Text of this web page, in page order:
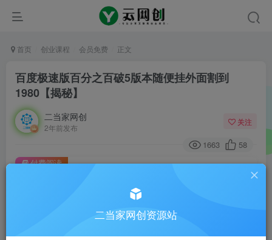
首页 创业课程 会员免费 正文
百度极速版百分之百破5版本随便挂外面割到
1980【揭秘】
二当家网创
2年前发布
关注
1663 58
此内容为付费阅读，请付费后查看
9.9
付费阅读
二当家网创资源站